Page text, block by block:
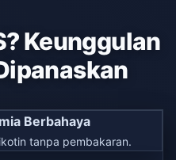
Keunggulan
Berbahaya
tanpa pembakaran.